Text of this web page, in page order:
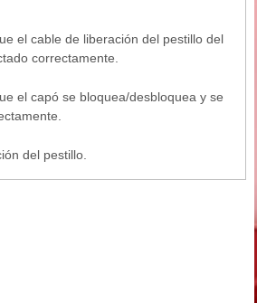
el cable de liberación del pestillo del
correctamente.
el capó se bloquea/desbloquea y se
del pestillo.